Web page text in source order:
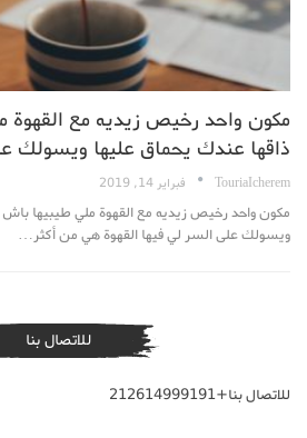
مكون واحد رخيص زيديه مع القهوة
ذاقها عندك يحماق عليها ويسولك
TouriaIcherem فبراير 14, 2019
مكون واحد رخيص زيديه مع القهوة ملي طيبيها باش
ويسولك على السر لي فيها القهوة هي من أكثر…
للاتصال بنا
للاتصال بنا+212614999191